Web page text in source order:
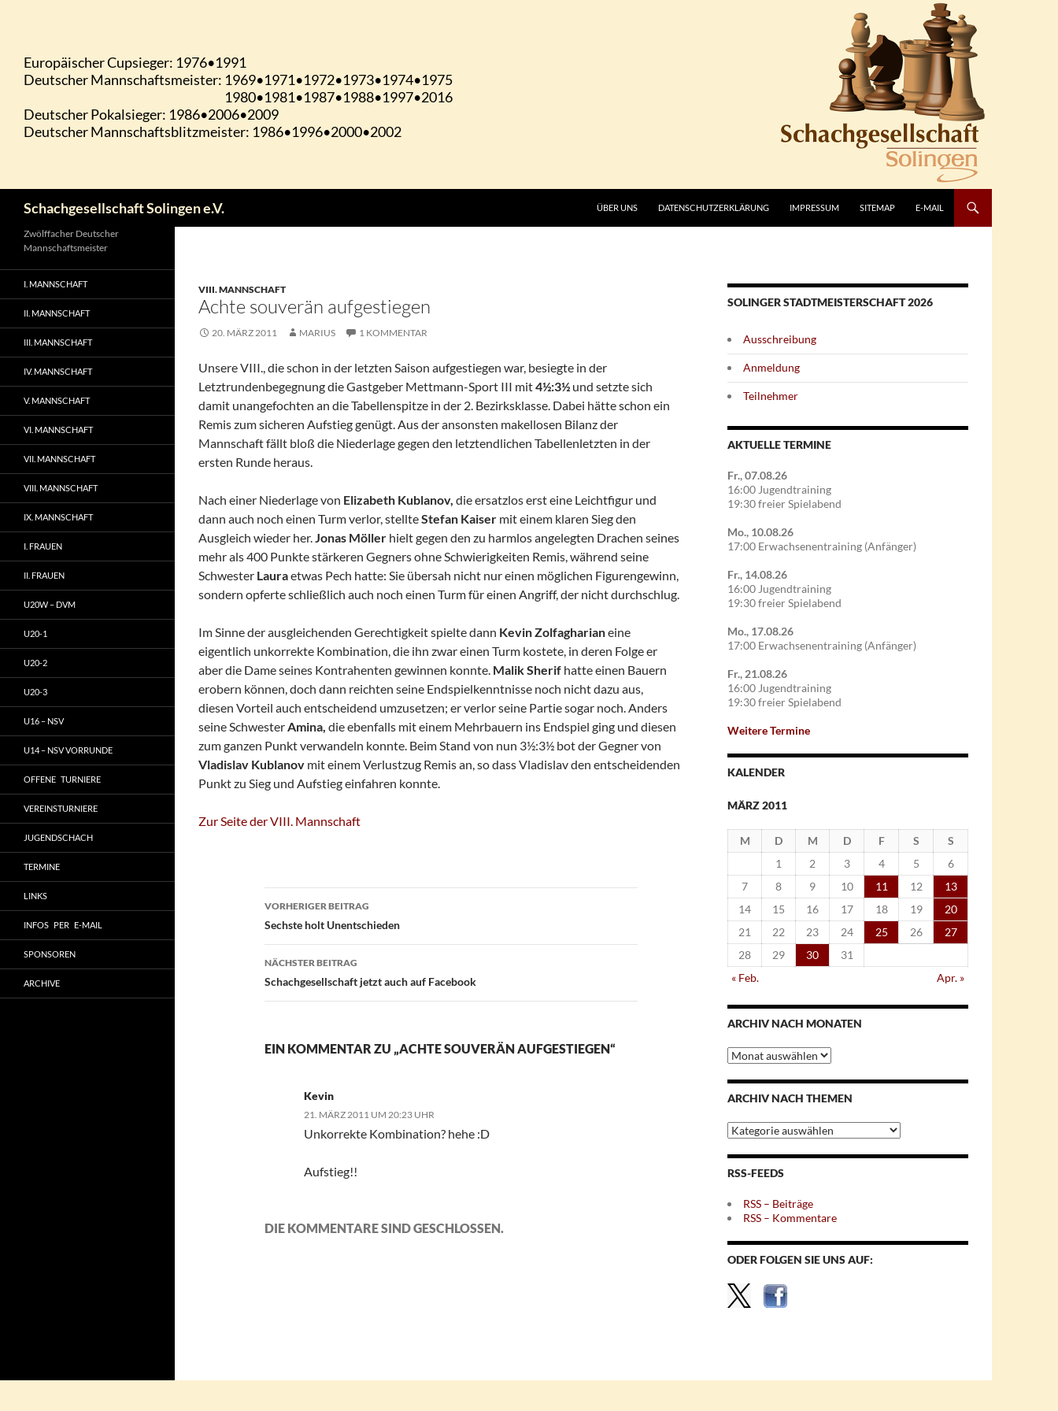
Schachgesellschaft Solingen e.V. ÜBER UNS DATENSCHUTZERKLÄRUNG IMPRESSUM SITEMAP E-MAIL
VIII. MANNSCHAFT
Achte souverän aufgestiegen
20. MÄRZ 2011 MARIUS 1 KOMMENTAR
Unsere VIII., die schon in der letzten Saison aufgestiegen war, besiegte in der
Letztrundenbegegnung die Gastgeber Mettmann-Sport III mit4½:3½ und setzte sich
damit unangefochten an die Tabellenspitze in der 2. Bezirksklasse. Dabei hätte schon ein
Remis zum sicheren Aufstieg genügt. Aus der ansonsten makellosen Bilanz der
Mannschaft fällt bloß die Niederlage gegen den letztendlichen Tabellenletzten in der
ersten Runde heraus.
Nach einer Niederlage von Elizabeth Kublanov, die ersatzlos erst eine Leichtfigur und
dann auch noch einen Turm verlor, stellteStefan Kaiser mit einem klaren Sieg den
Ausgleich wieder her.Jonas Möller hielt gegen den zu harmlos angelegten Drachen seines
mehr als 400 Punkte stärkeren Gegners ohne Schwierigkeiten Remis, während seine
Schwester Lauraetwas Pech hatte: Sie übersah nicht nur einen möglichen Figurengewinn,
sondern opferte schließlich auch noch einen Turm für einen Angriff, der nicht durchschlug.
Im Sinne der ausgleichenden Gerechtigkeit spielte dann Kevin Zolfagharianeine
eigentlich unkorrekte Kombination, die ihn zwar einen Turm kostete, in deren Folge er
aber die Dame seines Kontrahenten gewinnen konnte. Malik Sherif hatte einen Bauern
erobern können, doch dann reichten seine Endspielkenntnisse noch nicht dazu aus,
diesen Vorteil auch entscheidend umzusetzen; er verlor seine Partie sogar noch. Anders
seine SchwesterAmina, die ebenfalls mit einem Mehrbauern ins Endspiel ging und diesen
zum ganzen Punkt verwandeln konnte. Beim Stand von nun 3½:3½ bot der Gegner von
Vladislav Kublanov mit einem Verlustzug Remis an, so dass Vladislav den entscheidenden
Punkt zu Sieg und Aufstieg einfahren konnte.
Zur Seite der VIII. Mannschaft
Beitragsnavigation
VORHERIGER BEITRAG
Sechste holt Unentschieden
NÄCHSTER BEITRAG
Schachgesellschaft jetzt auch auf Facebook
EIN KOMMENTAR ZU „ACHTE SOUVERÄN AUFGESTIEGEN“
Kevin
21. MÄRZ 2011 UM 20:23 UHR
Unkorrekte Kombination? hehe :D
Aufstieg!!
DIE KOMMENTARE SIND GESCHLOSSEN.
SOLINGER STADTMEISTERSCHAFT 2026
Ausschreibung
Anmeldung
Teilnehmer
AKTUELLE TERMINE
Fr., 07.08.26
16:00 Jugendtraining
19:30 freier Spielabend
Mo., 10.08.26
17:00 Erwachsenentraining (Anfänger)
Fr., 14.08.26
16:00 Jugendtraining
19:30 freier Spielabend
Mo., 17.08.26
17:00 Erwachsenentraining (Anfänger)
Fr., 21.08.26
16:00 Jugendtraining
19:30 freier Spielabend
Weitere Termine
KALENDER
MÄRZ 2011
M D M D F S
S
1
2 3 4 5
6
7
8 9 10 11 12
13
14
15 16 17 18 19
20
21
22 23 24 25 26
27
28
29 30
31
« Feb.
Apr. »
ARCHIV NACH MONATEN
Archiv
nach
Monaten
ARCHIV NACH THEMEN
Archiv
nach
Themen
RSS-FEEDS
RSS – Beiträge
RSS – Kommentare
ODER FOLGEN SIE UNS AUF:
Zwölffacher Deutscher
Mannschaftsmeister
I. MANNSCHAFT
II. MANNSCHAFT
III. MANNSCHAFT
IV. MANNSCHAFT
V. MANNSCHAFT
VI. MANNSCHAFT
VII. MANNSCHAFT
VIII. MANNSCHAFT
IX. MANNSCHAFT
I. FRAUEN
II. FRAUEN
U20W – DVM
U20-1
U20-2
U20-3
U16 – NSV
U14 – NSV VORRUNDE
OFFENE TURNIERE
VEREINSTURNIERE
JUGENDSCHACH
TERMINE
LINKS
INFOS PER E-MAIL
SPONSOREN
ARCHIVE